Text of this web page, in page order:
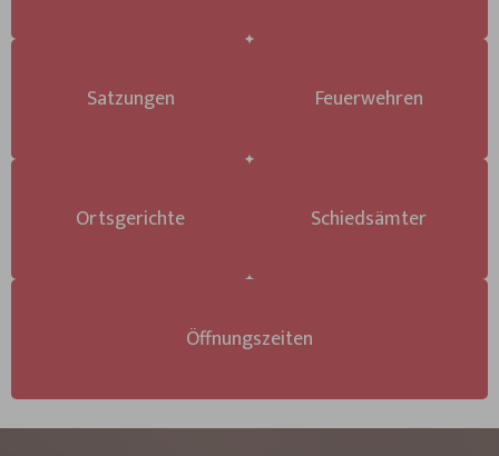
Satzungen Feuerwehren
Ortsgerichte Schiedsämter
Öffnungszeiten